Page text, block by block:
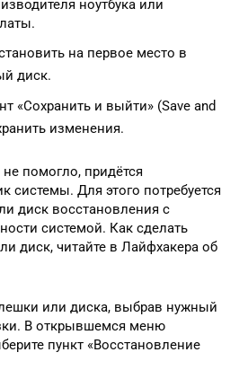
ноутбука или
на первое место в
диск.
«Сохранить и выйти» (Save and
изменения.
помогло, придётся
системы. Для этого потребуется
диск восстановления с
системой. Как сделать
диск, читайте в Лайфхакера об
или диска, выбрав нужный
В открывшемся меню
пункт «Восстановление